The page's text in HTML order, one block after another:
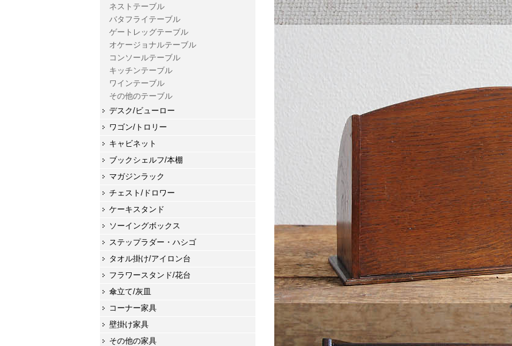
ネストテーブル
バタフライテーブル
ゲートレッグテーブル
オケージョナルテーブル
コンソールテーブル
キッチンテーブル
ワインテーブル
その他のテーブル
デスク/ビューロー
ワゴン/トロリー
キャビネット
ブックシェルフ/本棚
マガジンラック
チェスト/ドロワー
ケーキスタンド
ソーイングボックス
ステップラダー・ハシゴ
タオル掛け/アイロン台
フラワースタンド/花台
傘立て/灰皿
コーナー家具
壁掛け家具
その他の家具